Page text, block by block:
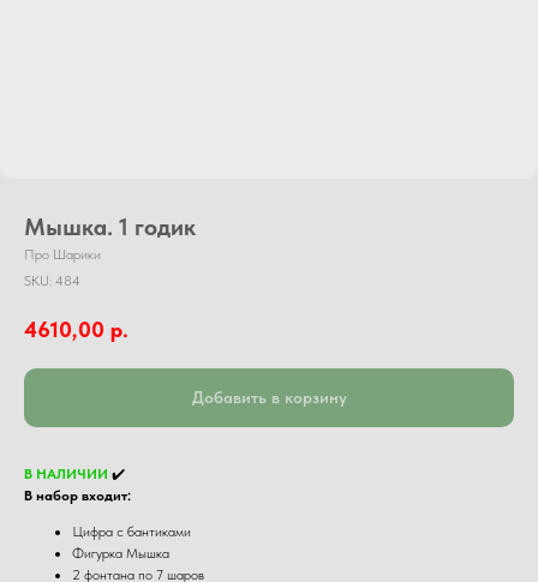
Мышка. 1 годик
Про Шарики
SKU: 484
4610,00 р.
Добавить в корзину
В НАЛИЧИИ ✔️
В набор входит:
Цифра с бантиками
Фигурка Мышка
2 фонтана по 7 шаров